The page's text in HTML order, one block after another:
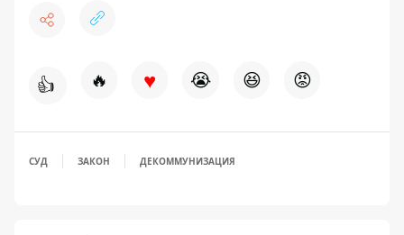
👍 🔥 ♥ 😭 😆 😡
СУД ЗАКОН ДЕКОММУНИЗАЦИЯ